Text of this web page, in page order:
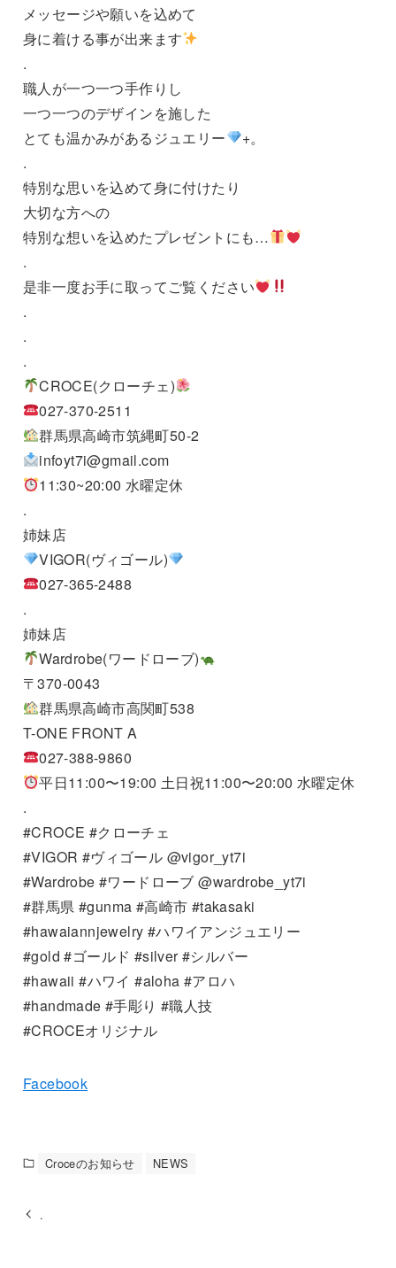
メッセージや願いを込めて
身に着ける事が出来ます
.
職人が一つ一つ手作りし
一つ一つのデザインを施した
とても温かみがあるジュエリー
+。
.
特別な思いを込めて身に付けたり
大切な方への
特別な想いを込めたプレゼントにも…
.
是非一度お手に取ってご覧ください
.
.
.
CROCE(クローチェ)
027-370-2511
群馬県高崎市筑縄町50-2
infoyt7i@gmail.com
11:30~20:00 水曜定休
.
姉妹店
VIGOR(ヴィゴール)
027-365-2488
.
姉妹店
Wardrobe(ワードローブ)
〒370-0043
群馬県高崎市高関町538
T-ONE FRONT A
027-388-9860
平日11:00〜19:00 土日祝11:00〜20:00 水曜定休
.
#CROCE #クローチェ
#VIGOR #ヴィゴール @vigor_yt7i
#Wardrobe #ワードローブ @wardrobe_yt7i
#群馬県 #gunma #高崎市 #takasaki
#hawaiannjewelry #ハワイアンジュエリー
#gold #ゴールド #silver #シルバー
#hawaii #ハワイ #aloha #アロハ
#handmade #手彫り #職人技
#CROCEオリジナル
Facebook
Croceのお知らせ NEWS
.